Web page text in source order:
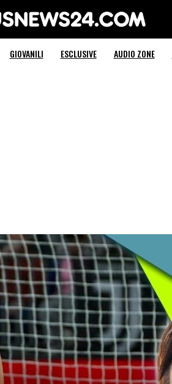
GIOVANILI ESCLUSIVE AUDIO ZONE